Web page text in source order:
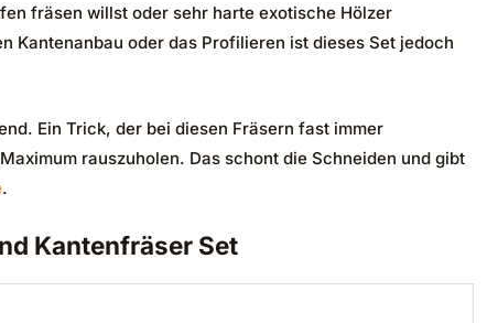
fräsen willst oder sehr harte exotische Hölzer
Kantenanbau oder das Profilieren ist dieses Set jedoch
Ein Trick, der bei diesen Fräsern fast immer
rauszuholen. Das schont die Schneiden und gibt
.
Kantenfräser Set